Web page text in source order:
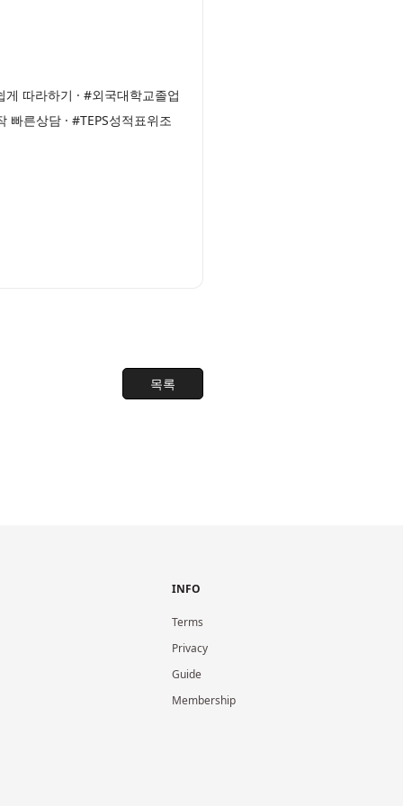
따라하기 · #외국대학교졸업
른상담 · #TEPS성적표위조
목록
INFO
Terms
Privacy
Guide
Membership